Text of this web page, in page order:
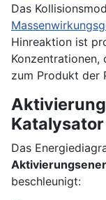
Das
Hinreaktion ist
zum Produkt der
Katalysator
Das
beschleunigt: